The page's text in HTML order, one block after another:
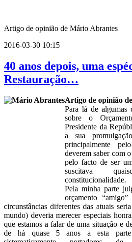
Artigo de opinião de Mário Abrantes
2016-03-30 10:15
40 anos depois, uma
Restauração…
Artigo de opinião
Para lá de algumas
sobre o
Presidente da
a sua
principalmente
deverem saber com
pelo facto de ser
suscitava
constitucionalidade.
Pela minha parte
orçamento
circunstâncias diferentes das atuais
mundo) deveria merecer especiais
que estamos a falar de uma situação e
de há quase 5 anos a esta